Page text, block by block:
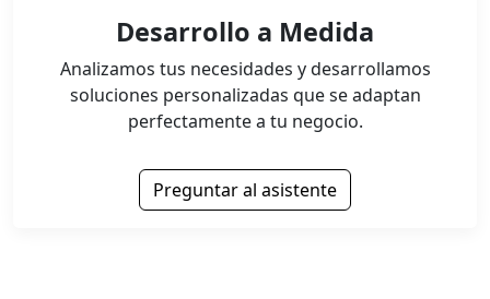
Desarrollo a Medida
Analizamos tus necesidades y desarrollamos
soluciones personalizadas que se adaptan
perfectamente a tu negocio.
Preguntar al asistente